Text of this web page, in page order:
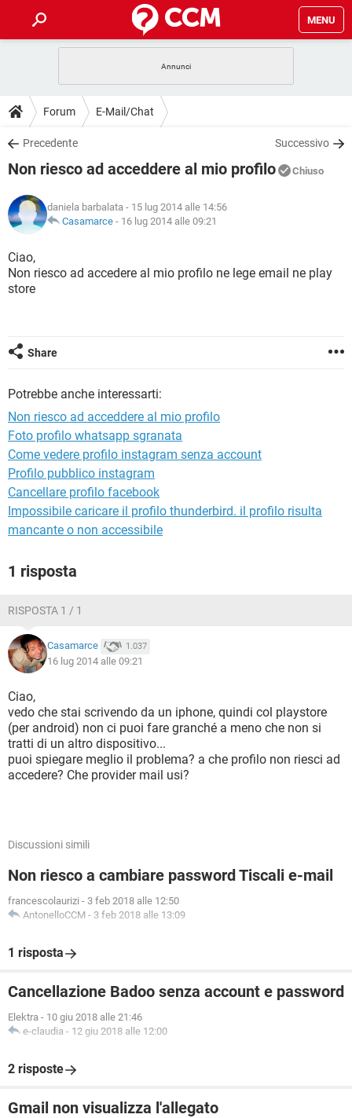
MENU
INTRATTENIMENTO
iOS
INSTAGRAM WHATSAPP
TIKTOK
HARDWARE
GUIDE
COVID-19
INSTAGRAM WHATSAPP
TIKTOK
HARDWARE
DOWNLOAD
COVID-19 GAMING
INTRATTENIMENTO
iOS WINDOWS 10
INSTAGRAM
TIKTOK FACEBOOK
COVID-19 GAMING
INTRATTENIMENTO
iOS
INSTAGRAM
HARDWARE
GLOSSARIO
COVID-19
INTRATTENIMENTO ANDROID
TIKTOK
Forum E-Mail/Chat
Precedente Successivo
Non riesco ad acceddere al mio profilo Chiuso
daniela barbalata - 15 lug 2014 alle 14:56
Casamarce - 16 lug 2014 alle 09:21
Ciao,
Non riesco ad accedere al mio profilo ne lege email ne play
store
Share
Potrebbe anche interessarti:
Non riesco ad acceddere al mio profilo
Foto profilo whatsapp sgranata
Come vedere profilo instagram senza account
Profilo pubblico instagram
Cancellare profilo facebook
Impossibile caricare il profilo thunderbird. il profilo risulta
mancante o non accessibile
1 risposta
RISPOSTA 1 / 1
Casamarce 1.037
16 lug 2014 alle 09:21
Ciao,
vedo che stai scrivendo da un iphone, quindi col playstore
(per android) non ci puoi fare granché a meno che non si
tratti di un altro dispositivo...
puoi spiegare meglio il problema? a che profilo non riesci ad
accedere? Che provider mail usi?
Discussioni simili
Non riesco a cambiare password Tiscali e-mail
francescolaurizi - 3 feb 2018 alle 12:50
AntonelloCCM - 3 feb 2018 alle 13:09
1 risposta
Cancellazione Badoo senza account e password
Elektra - 10 giu 2018 alle 21:46
e-claudia - 12 giu 2018 alle 12:00
2 risposte
Gmail non visualizza l'allegato